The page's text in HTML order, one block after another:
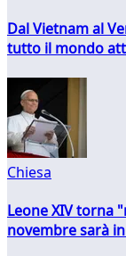
Dal Vietnam al
tutto il mondo
Chiesa
Leone XIV torna
novembre sarà